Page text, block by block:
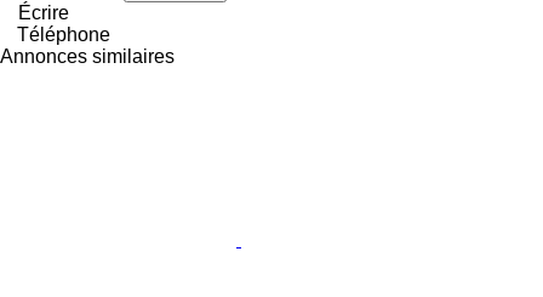
Écrire
Téléphone
Annonces similaires